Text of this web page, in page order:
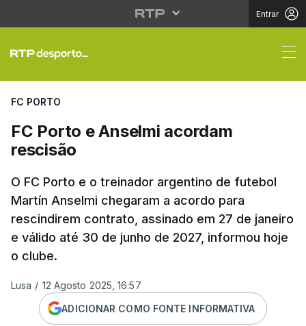
Entrar
FC Porto e Anselmi
FC PORTO
FC Porto e Anselmi acordam
rescisão
O FC Porto e o treinador argentino de futebol
Martín Anselmi chegaram a acordo para
rescindirem contrato, assinado em 27 de janeiro
e válido até 30 de junho de 2027, informou hoje
o clube.
Lusa / 12 Agosto 2025, 16:57
ADICIONAR COMO FONTE INFORMATIVA